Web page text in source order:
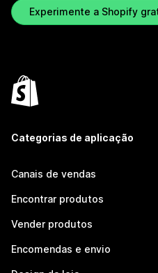
Experimente a Shopify
Categorias de aplicação
Canais de vendas
Encontrar produtos
Vender produtos
Encomendas e envio